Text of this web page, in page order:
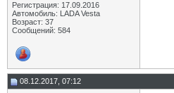
Регистрация: 17.09.2016
Автомобиль: LADA Vesta
Возраст: 37
Сообщений: 584
08.12.2017, 07:12